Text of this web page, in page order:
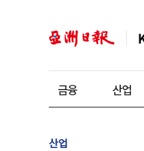
금융 산업
산업